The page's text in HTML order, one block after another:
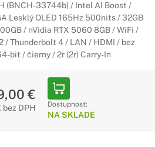
(BNCH-33744b) / Intel AI Boost /
Lesklý OLED 165Hz 500nits / 32GB
/ nVidia RTX 5060 8GB / WiFi /
/ Thunderbolt 4 / LAN / HDMI / bez
bit / čierny / 2r (2r) Carry-In
€
bez DPH Dostupnosť:
NA SKLADE